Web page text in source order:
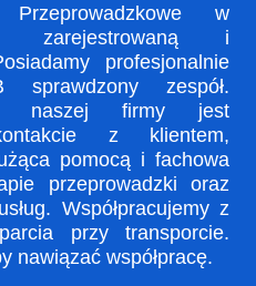
Przeprowadzkowe w
zarejestrowaną i
profesjonalnie
zespół.
naszej firmy jest
z klientem,
pomocą i fachowa
przeprowadzki oraz
Współpracujemy z
przy transporcie.
nawiązać współpracę.